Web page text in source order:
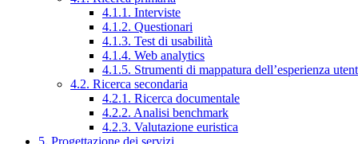
4.1.1. Interviste
4.1.2. Questionari
4.1.3. Test di usabilità
4.1.4. Web analytics
4.1.5. Strumenti di mappatura dell’esperienza
4.2. Ricerca secondaria
4.2.1. Ricerca documentale
4.2.2. Analisi benchmark
4.2.3. Valutazione euristica
5. Progettazione dei servizi